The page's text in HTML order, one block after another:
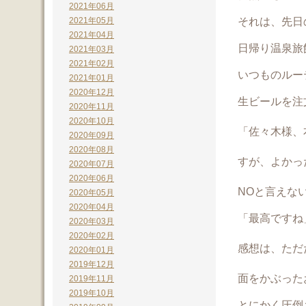
それは、先
日帰り温泉
いつものル
生ビールを
「佐々木様
すが、よか
NOと言えな
「最高です
感想は、た
面をかぶっ
2021年06月
2021年05月
2021年04月
2021年03月
2021年02月
2021年01月
2020年12月
2020年11月
2020年10月
2020年09月
2020年08月
2020年07月
2020年06月
2020年05月
2020年04月
2020年03月
2020年02月
2020年01月
2019年12月
2019年11月
2019年10月